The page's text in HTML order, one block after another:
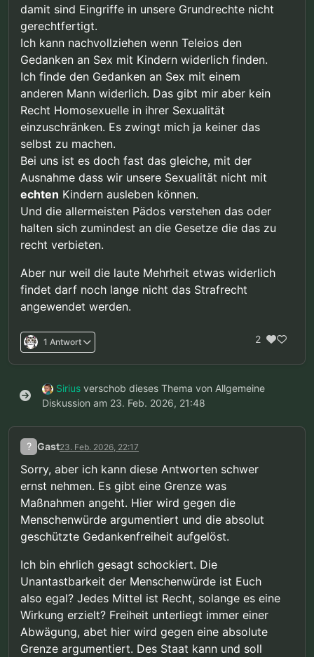
damit sind Eingriffe in unsere Grundrechte nicht
gerechtfertigt.
Ich kann nachvollziehen wenn Teleios den
Gedanken an Sex mit Kindern widerlich finden.
Ich finde den Gedanken an Sex mit einem
anderen Mann widerlich. Das gibt mir aber kein
Recht Homosexuelle in ihrer Sexualität
einzuschränken. Es zwingt mich ja keiner das
selbst zu machen.
Bei uns ist es doch fast das gleiche, mit der
Ausnahme dass wir unsere Sexualität nicht mit
echten Kindern ausleben können.
Und die allermeisten Pädos verstehen das oder
halten sich zumindest an die Gesetze die das zu
recht verbieten.
Aber nur weil die laute Mehrheit etwas widerlich
findet darf noch lange nicht das Strafrecht
angewendet werden.
1 Antwort 2
Sirius verschob dieses Thema von Allgemeine
Diskussion am 23. Feb. 2026, 21:48
? Gast23. Feb. 2026, 22:17
Sorry, aber ich kann diese Antworten schwer
ernst nehmen. Es gibt eine Grenze was
Maßnahmen angeht. Hier wird gegen die
Menschenwürde argumentiert und die absolut
geschützte Gedankenfreiheit aufgelöst.
Ich bin ehrlich gesagt schockiert. Die
Unantastbarkeit der Menschenwürde ist Euch
also egal? Jedes Mittel ist Recht, solange es eine
Wirkung erzielt? Freiheit unterliegt immer einer
Abwägung, abet hier wird gegen eine absolute
Grenze argumentiert. Des Staat kann und soll